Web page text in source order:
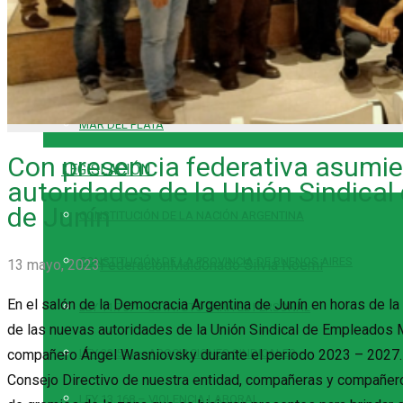
TEMPORADA 2023
CÓRDOBA
MAR DEL PLATA
LEGISLACIÓN
CONSTITUCIÓN DE LA PROVINCIA DE BUENOS AIRES
LEY 11.757 – ESTATUTO PARA EL PERSONAL
LEY 23.551 – ASOCIACIONES SINDICALES
LEY 13.168 – VIOLENCIA LABORAL
Con presencia federativa
autoridades de la Unión
de Junín
13 mayo, 2023
En el salón de la Democracia Argentina de Junín en horas de
de las nuevas autoridades de la Unión Sindical de
compañero Ángel Wasniovsky durante el periodo 2023 –
Consejo Directivo de nuestra entidad, compañeras y